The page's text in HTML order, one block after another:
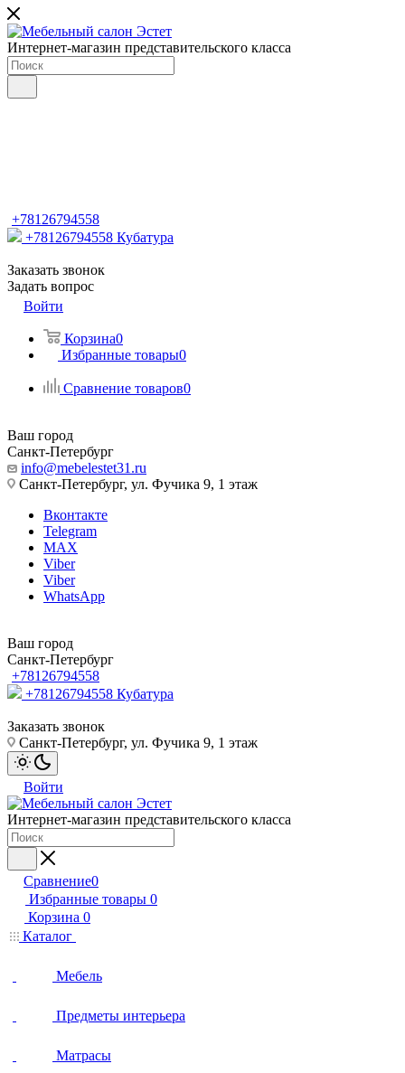
Интернет-магазин представительского класса
+78126794558
+78126794558 Кубатура
Заказать звонок
Задать вопрос
Войти
Корзина0
Избранные товары0
Сравнение товаров0
Ваш город
Санкт-Петербург
info@mebelestet31.ru
Санкт-Петербург, ул. Фучика 9, 1 этаж
Вконтакте
Telegram
MAX
Viber
Viber
WhatsApp
Ваш город
Санкт-Петербург
+78126794558
+78126794558 Кубатура
Заказать звонок
Санкт-Петербург, ул. Фучика 9, 1 этаж
Войти
Интернет-магазин представительского класса
Сравнение0
Избранные товары 0
Корзина 0
Каталог
Мебель
Предметы интерьера
Матрасы